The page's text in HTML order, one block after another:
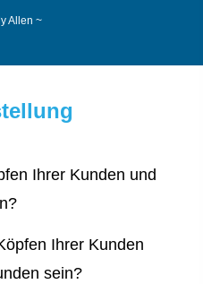
Allen ~
Ihrer Kunden und
Ihrer Kunden
sein?